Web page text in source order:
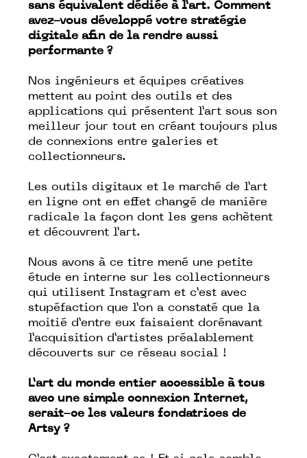
sans équivalent dédiée à l’art. Comment
avez-vous développé votre stratégie
digitale afin de la rendre aussi
performante ?
Nos ingénieurs et équipes créatives
mettent au point des outils et des
applications qui présentent l’art sous son
meilleur jour tout en créant toujours plus
de connexions entre galeries et
collectionneurs.
Les outils digitaux et le marché de l’art
en ligne ont en effet changé de manière
radicale la façon dont les gens achètent
et découvrent l’art.
Nous avons à ce titre mené une petite
étude en interne sur les collectionneurs
qui utilisent Instagram et c’est avec
stupéfaction que l’on a constaté que la
moitié d’entre eux faisaient dorénavant
l’acquisition d’artistes préalablement
découverts sur ce réseau social !
L’art du monde entier accessible à tous
avec une simple connexion Internet,
serait-ce les valeurs fondatrices de
Artsy ?